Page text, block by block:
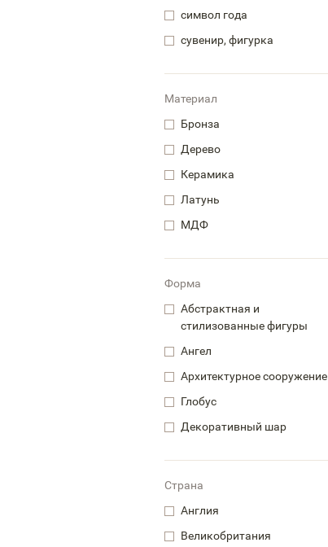
символ года
сувенир, фигурка
Материал
Бронза
Дерево
Керамика
Латунь
МДФ
Форма
Абстрактная и
стилизованные фигуры
Ангел
Архитектурное сооружение
Глобус
Декоративный шар
Страна
Англия
Великобритания